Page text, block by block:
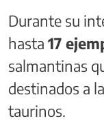
Durante su
hasta 17
salmantinas
destinados a
taurinos.